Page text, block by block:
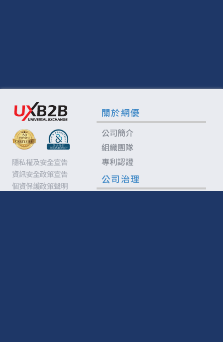
隱私權及安全宣告
資訊安全政策宣告
個資保護政策聲明
關於網優
公司簡介
組織團隊
專利認證
公司治理